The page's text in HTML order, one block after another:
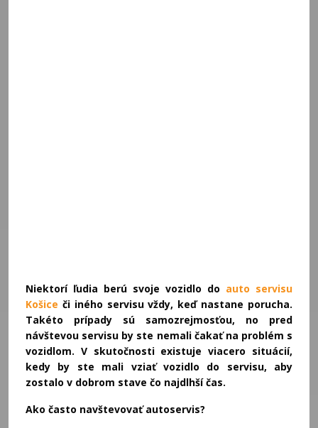
Niektorí ľudia berú svoje vozidlo do auto servisu
Košice či iného servisu vždy, keď nastane porucha.
Takéto prípady sú samozrejmosťou, no pred
návštevou servisu by ste nemali čakať na problém s
vozidlom. V skutočnosti existuje viacero situácií,
kedy by ste mali vziať vozidlo do servisu, aby
zostalo v dobrom stave čo najdlhší čas.
Ako často navštevovať autoservis?